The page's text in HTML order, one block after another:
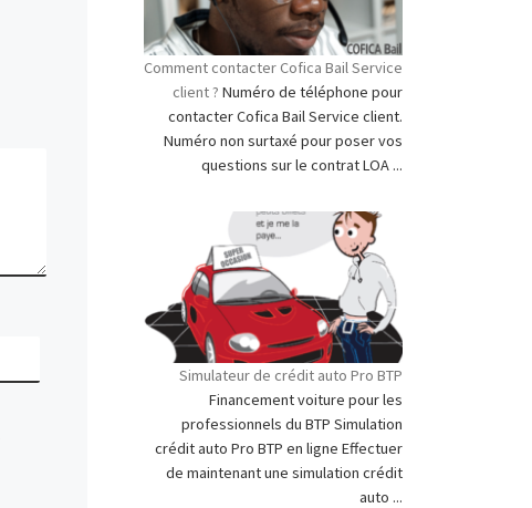
Comment contacter Cofica Bail Service
client ? Numéro de téléphone pour
contacter Cofica Bail Service client.
Numéro non surtaxé pour poser vos
questions sur le contrat LOA ...
Simulateur de crédit auto Pro BTP
Financement voiture pour les
professionnels du BTP Simulation
crédit auto Pro BTP en ligne Effectuer
de maintenant une simulation crédit
auto ...